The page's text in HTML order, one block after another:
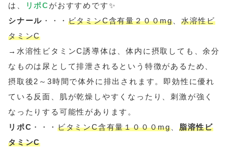
は、
リポCがおすすめです✨
シナール ・・・ ビタミンC含有量２００mg
水溶性ビ
タミンC
→ 水溶性ビタミンC誘導体は、体内に摂取しても、余分
なものは尿として排泄されるという特徴があるため、
摂取後2～3時間で体外に排出されます。即効性に優れ
ている反面、肌が乾燥しやすくなったり、刺激が強く
なったりする可能性があります。
リポC ・・・ ビタミンC含有量１０００mg
脂溶性ビ
タミンC